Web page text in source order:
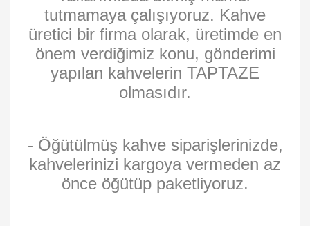
tutmamaya çalışıyoruz. Kahve
üretici bir firma olarak, üretimde en
önem verdiğimiz konu, gönderimi
yapılan kahvelerin TAPTAZE
olmasıdır.
- Öğütülmüş kahve siparişlerinizde,
kahvelerinizi kargoya vermeden az
önce öğütüp paketliyoruz.